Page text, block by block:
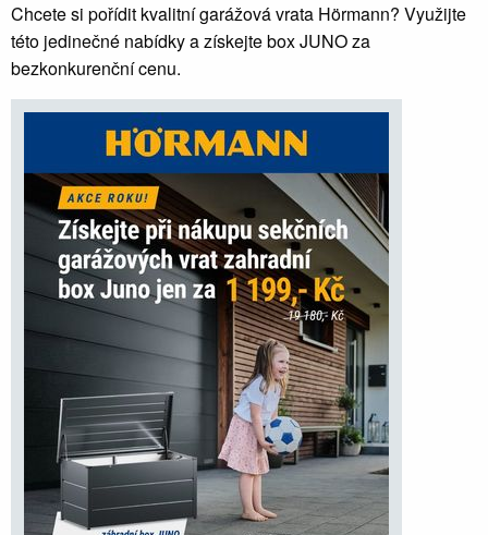
Chcete si pořídit kvalitní garážová vrata Hörmann? Využijte
této jedinečné nabídky a získejte box JUNO za
bezkonkurenční cenu.